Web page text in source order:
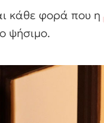
κάθε φορά που η
ψήσιμο.